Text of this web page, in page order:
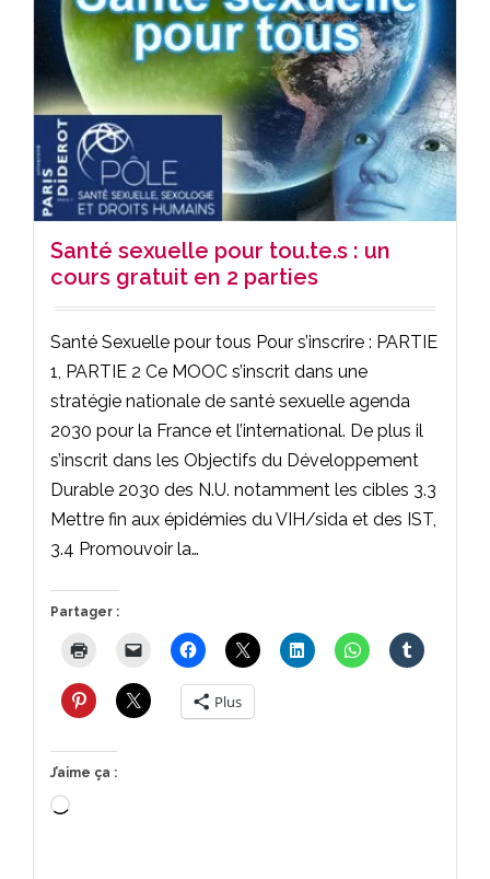
Santé sexuelle pour tou.te.s : un
cours gratuit en 2 parties
Santé Sexuelle pour tous Pour s’inscrire : PARTIE
1, PARTIE 2 Ce MOOC s’inscrit dans une
stratégie nationale de santé sexuelle agenda
2030 pour la France et l’international. De plus il
s’inscrit dans les Objectifs du Développement
Durable 2030 des N.U. notamment les cibles 3.3
Mettre fin aux épidémies du VIH/sida et des IST,
3.4 Promouvoir la…
Partager :
Plus
J’aime ça :
Chargement…